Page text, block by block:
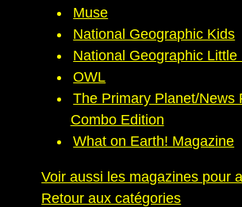
Muse
National Geographic Kids
National Geographic Little
OWL
The Primary Planet/News
Combo Edition
What on Earth! Magazine
Voir aussi les magazines pour
Retour aux catégories